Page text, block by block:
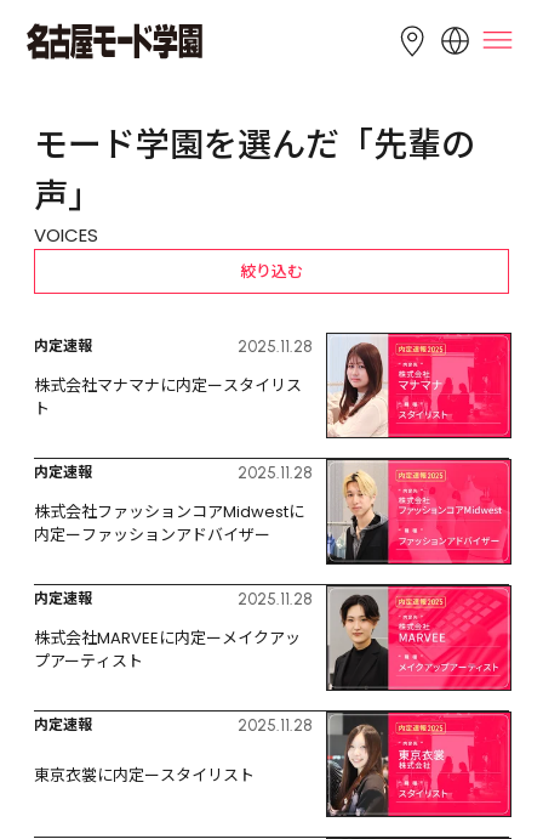
English 简体中文 繁體中文
モード学園を選んだ「先輩の
声」
VOICES
絞り込む
内定速報 2025.11.28
株式会社マナマナに内定ースタイリス
ト
内定速報 2025.11.28
株式会社ファッションコアMidwestに
内定ーファッションアドバイザー
内定速報 2025.11.28
株式会社MARVEEに内定ーメイクアッ
プアーティスト
内定速報 2025.11.28
東京衣裳に内定ースタイリスト